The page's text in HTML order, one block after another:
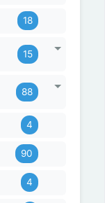
18
15
88
4
90
4